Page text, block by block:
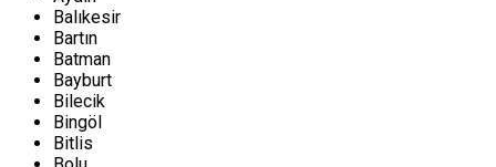
Balıkesir
Bartın
Batman
Bayburt
Bilecik
Bingöl
Bitlis